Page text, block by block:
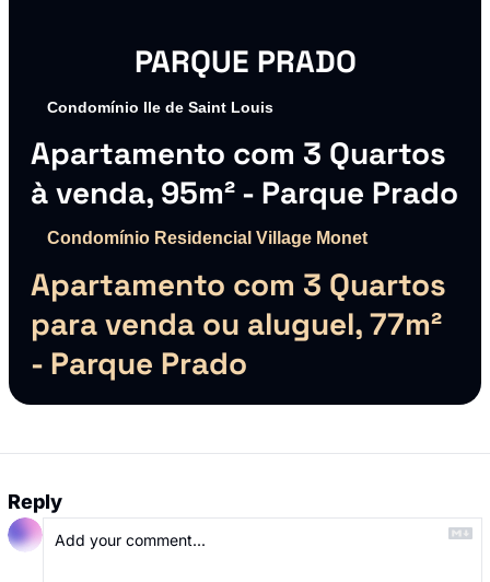
PARQUE PRADO
Condomínio Ile de Saint Louis
Apartamento com 3 Quartos
à venda, 95m² - Parque Prado
Condomínio Residencial Village Monet
Apartamento com 3 Quartos
para venda ou aluguel, 77m²
- Parque Prado
Reply